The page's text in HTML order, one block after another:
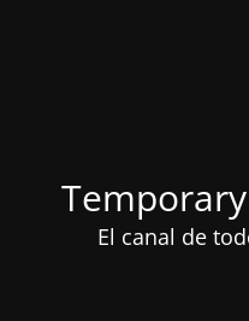
El canal de